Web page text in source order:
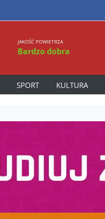
JAKOŚĆ POWIETRZA
Bardzo dobra
SPORT KULTURA